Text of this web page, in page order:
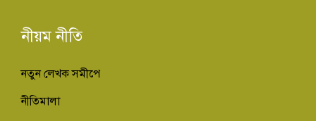
নীয়ম নীতি
নতুন লেখক সমীপে
নীতিমালা